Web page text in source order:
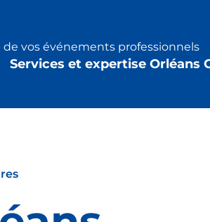
vos événements professionnels
Services et expertise Orléans